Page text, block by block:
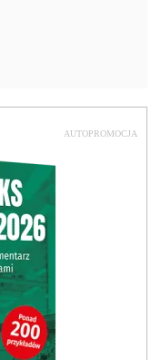
AUTOPROMOCJA